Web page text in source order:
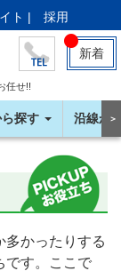
ト | 採用
新着
任せ!!
探す 沿線か＞
多かったりする
です。ここで